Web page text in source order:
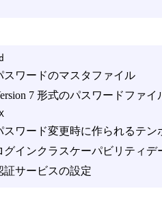
スワードのマスタファイル
7 形式のパスワードファイ
スワード変更時に作られるテン
グインクラスケーパビリティデ
証サービスの設定